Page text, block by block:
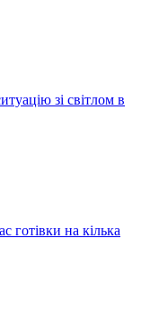
зі світлом в
готівки на кілька